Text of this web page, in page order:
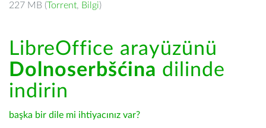
227 MB (Torrent, Bilgi)
LibreOffice arayüzünü
Dolnoserbšćina dilinde
indirin
başka bir dile mi ihtiyacınız var?